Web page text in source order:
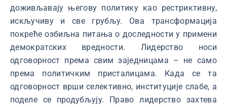
доживљавају његову политику као рестриктивну,
искључиву и све грубљу. Ова трансформација
покреће озбиљна питања о доследности у примени
демократских вредности. Лидерство носи
одговорност према свим заједницама – не само
према политичким присталицама. Када се та
одговорност врши селективно, институције слабе, а
поделе се продубљују. Право лидерство захтева